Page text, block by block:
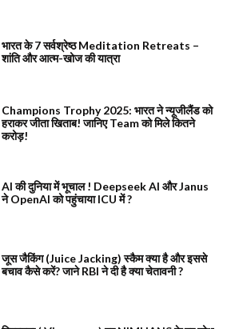
भारत के 7 सर्वश्रेष्ठ Meditation Retreats –
शांति और आत्म-खोज की यात्रा
Champions Trophy 2025: भारत ने न्यूजीलैंड को
हराकर जीता खिताब! जानिए Team को मिले कितने
करोड़!
AI की दुनिया में भूचाल ! Deepseek AI और Janus
ने OpenAI को पहुंचाया ICU में ?
जूस जैकिंग (Juice Jacking) स्कैम क्या है और इससे
बचाव कैसे करें? जाने RBI ने दी है क्या चेतावनी ?